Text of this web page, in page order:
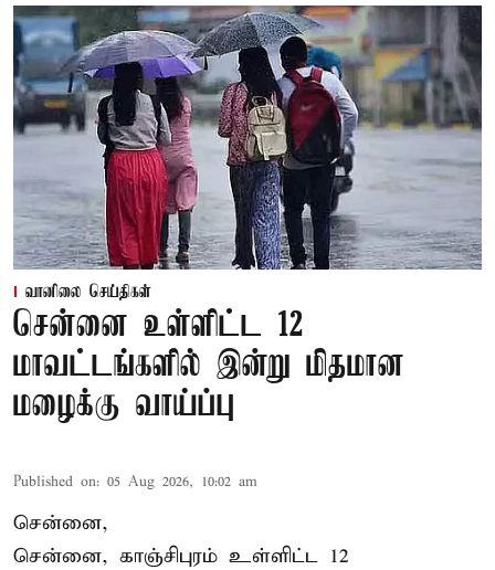
வானிலை செய்திகள்
சென்னை உள்ளிட்ட 12
மாவட்டங்களில் இன்று மிதமான
மழைக்கு வாய்ப்பு
Published on: 05 Aug 2026, 10:02 am
சென்னை,
சென்னை, காஞ்சிபுரம் உள்ளிட்ட 12